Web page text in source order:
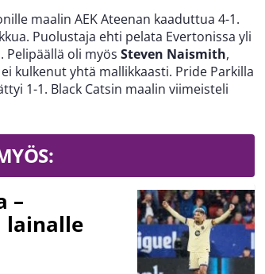
maalin AEK Ateenan kaaduttua 4-1.
Puolustaja ehti pelata Evertonissa yli
Pelipäällä oli myös Steven Naismith,
kulkenut yhtä mallikkaasti. Pride Parkilla
1-1. Black Catsin maalin viimeisteli
–
lainalle